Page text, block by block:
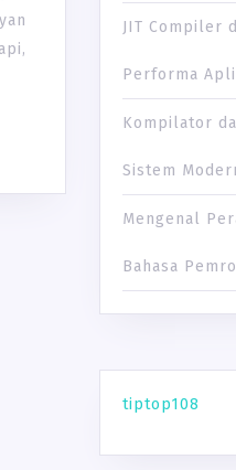
JIT Compiler
Performa
Kompilator
Sistem
Mengenal
Bahasa
tiptop108